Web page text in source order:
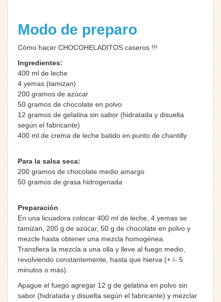
Modo de preparo
Cómo hacer CHOCOHELADITOS caseros !!!
Ingredientes:
400 ml de leche
4 yemas (tamizan)
200 gramos de azúcar
50 gramos de chocolate en polvo
12 gramos de gelatina sin sabor (hidratada y disuelta
según el fabricante)
400 ml de crema de leche batido en punto de chantilly
Para la salsa seca:
200 gramos de chocolate medio amargo
50 gramos de grasa hidrogenada
Preparación
En una licuadora colocar 400 ml de leche, 4 yemas se
tamizan, 200 g de azúcar, 50 g de chocolate en polvo y
mezcle hasta obtener una mezcla homogénea.
Transfiera la mezcla a una olla y lleve al fuego medio,
revolviendo constantemente, hasta que hierva (+ /- 5
minutos o más).
Apague el fuego agregar 12 g de gelatina en polvo sin
sabor (hidratada y disuelta según el fabricante) y mezclar